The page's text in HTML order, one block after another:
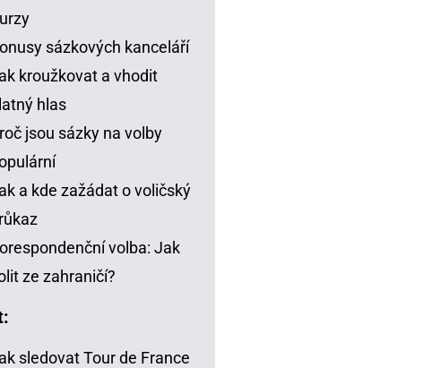
sázkových kanceláří
kroužkovat a vhodit
hlas
jsou sázky na volby
a kde zažádat o voličský
volba: Jak
ze zahraničí?
sledovat Tour de France